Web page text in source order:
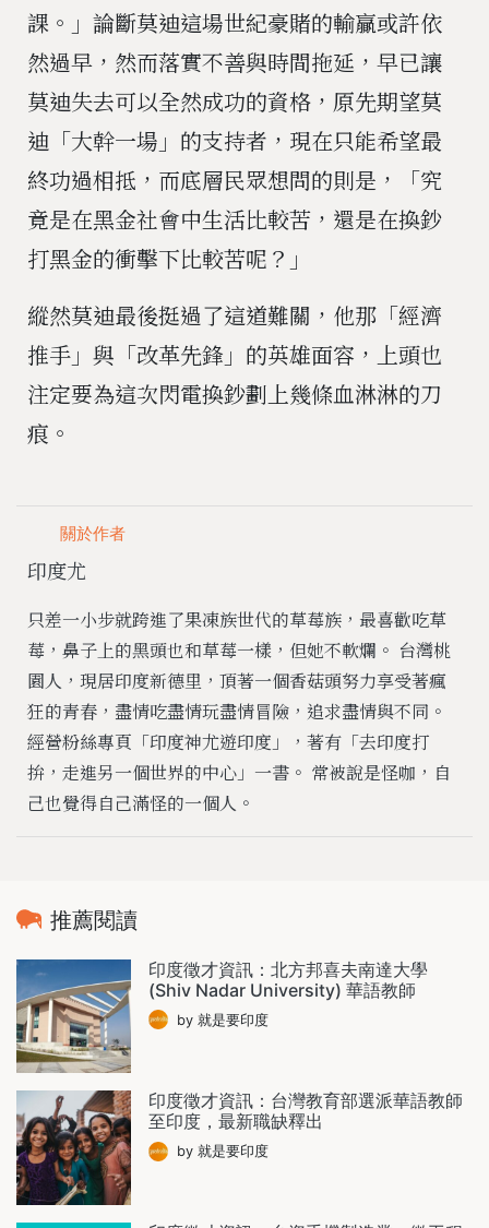
課。」論斷莫迪這場世紀豪賭的輸贏或許依
然過早，然而落實不善與時間拖延，早已讓
莫迪失去可以全然成功的資格，原先期望莫
迪「大幹一場」的支持者，現在只能希望最
終功過相抵，而底層民眾想問的則是，「究
竟是在黑金社會中生活比較苦，還是在換鈔
打黑金的衝擊下比較苦呢？」
縱然莫迪最後挺過了這道難關，他那「經濟
推手」與「改革先鋒」的英雄面容，上頭也
注定要為這次閃電換鈔劃上幾條血淋淋的刀
痕。
關於作者
印度尤
只差一小步就跨進了果凍族世代的草莓族，最喜歡吃草
莓，鼻子上的黑頭也和草莓一樣，但她不軟爛。 台灣桃
園人，現居印度新德里，頂著一個香菇頭努力享受著瘋
狂的青春，盡情吃盡情玩盡情冒險，追求盡情與不同。
經營粉絲專頁「印度神尤遊印度」，著有「去印度打
拚，走進另一個世界的中心」一書。 常被說是怪咖，自
己也覺得自己滿怪的一個人。
推薦閱讀
印度徵才資訊：北方邦喜夫南達大學
(Shiv Nadar University) 華語教師
by 就是要印度
印度徵才資訊：台灣教育部選派華語教師
至印度，最新職缺釋出
by 就是要印度